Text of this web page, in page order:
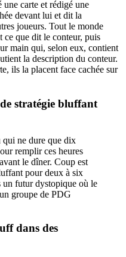
carte et rédigé une
devant lui et dit la
joueurs. Tout le monde
ce que dit le conteur, puis
main qui, selon eux, contient
la description du conteur.
ils la placent face cachée sur
stratégie bluffant
qui ne dure que dix
remplir ces heures
le dîner. Coup est
pour deux à six
un futur dystopique où le
groupe de PDG
dans des